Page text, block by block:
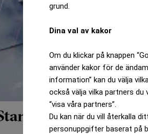
grund.
Dina val av kakor
Om du klickar på knappen
använder kakor för de
information” kan du välja
också välja vilka partners du
“visa våra partners”.
Du kan när du vill återkalla
personuppgifter baserat på
drar ned